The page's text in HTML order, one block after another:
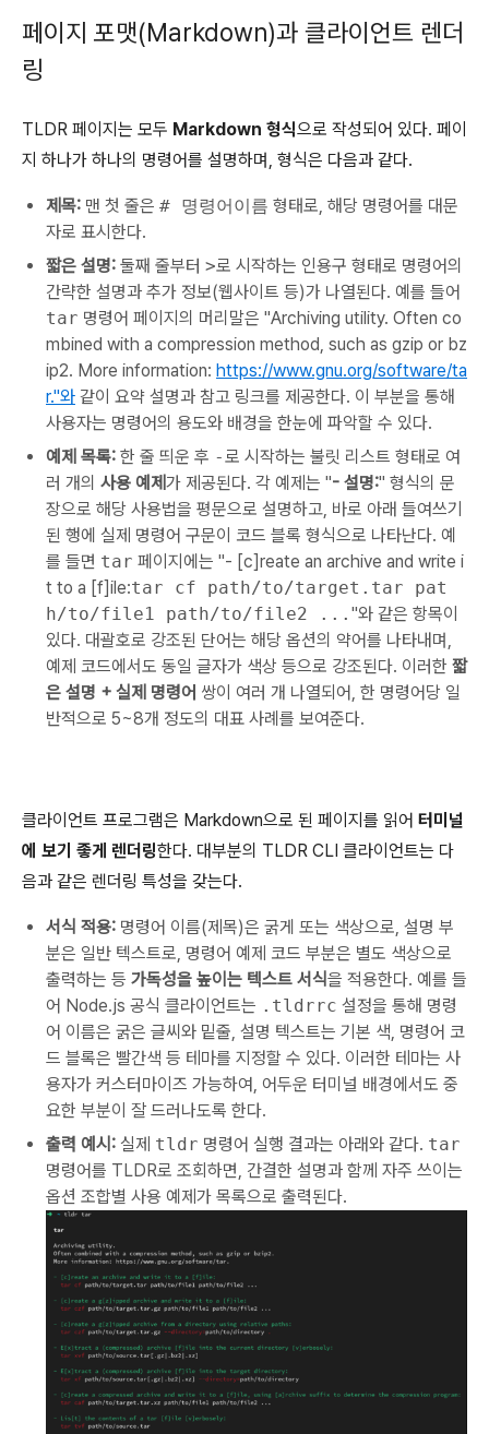
페이지 포맷(Markdown)과 클라이언트 렌더
링
TLDR 페이지는 모두 Markdown 형식으로 작성되어 있다. 페이
지 하나가 하나의 명령어를 설명하며, 형식은 다음과 같다.
제목: 맨 첫 줄은 # 명령어이름 형태로, 해당 명령어를 대문
자로 표시한다.
짧은 설명: 둘째 줄부터 >로 시작하는 인용구 형태로 명령어의
간략한 설명과 추가 정보(웹사이트 등)가 나열된다. 예를 들어
tar 명령어 페이지의 머리말은 "Archiving utility. Often co
mbined with a compression method, such as gzip or bz
ip2. More information: https://www.gnu.org/software/ta
r."와 같이 요약 설명과 참고 링크를 제공한다. 이 부분을 통해
사용자는 명령어의 용도와 배경을 한눈에 파악할 수 있다.
예제 목록: 한 줄 띄운 후 -로 시작하는 불릿 리스트 형태로 여
러 개의 사용 예제 가 제공된다. 각 예제는 "- 설명:" 형식의 문
장으로 해당 사용법을 평문으로 설명하고, 바로 아래 들여쓰기
된 행에 실제 명령어 구문이 코드 블록 형식으로 나타난다. 예
를 들면 tar 페이지에는 "- [c]reate an archive and write i
t to a [f]ile:tar cf path/to/target.tar pat
h/to/file1 path/to/file2 ... "와 같은 항목이
있다. 대괄호로 강조된 단어는 해당 옵션의 약어를 나타내며,
예제 코드에서도 동일 글자가 색상 등으로 강조된다. 이러한 짧
은 설명 + 실제 명령어 쌍이 여러 개 나열되어, 한 명령어당 일
반적으로 5~8개 정도의 대표 사례를 보여준다.
클라이언트 프로그램은 Markdown으로 된 페이지를 읽어 터미널
에 보기 좋게 렌더링한다. 대부분의 TLDR CLI 클라이언트는 다
음과 같은 렌더링 특성을 갖는다.
서식 적용: 명령어 이름(제목)은 굵게 또는 색상으로, 설명 부
분은 일반 텍스트로, 명령어 예제 코드 부분은 별도 색상으로
출력하는 등 가독성을 높이는 텍스트 서식을 적용한다. 예를 들
어 Node.js 공식 클라이언트는 .tldrrc 설정을 통해 명령
어 이름은 굵은 글씨와 밑줄, 설명 텍스트는 기본 색, 명령어 코
드 블록은 빨간색 등 테마를 지정할 수 있다. 이러한 테마는 사
용자가 커스터마이즈 가능하여, 어두운 터미널 배경에서도 중
요한 부분이 잘 드러나도록 한다.
출력 예시: 실제 tldr 명령어 실행 결과는 아래와 같다. tar
명령어를 TLDR로 조회하면, 간결한 설명과 함께 자주 쓰이는
옵션 조합별 사용 예제가 목록으로 출력된다.